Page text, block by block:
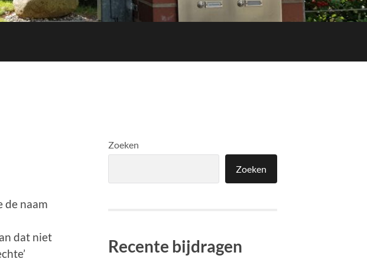
de naam
dat niet
Zoeken
Zoeken
Recente bijdragen